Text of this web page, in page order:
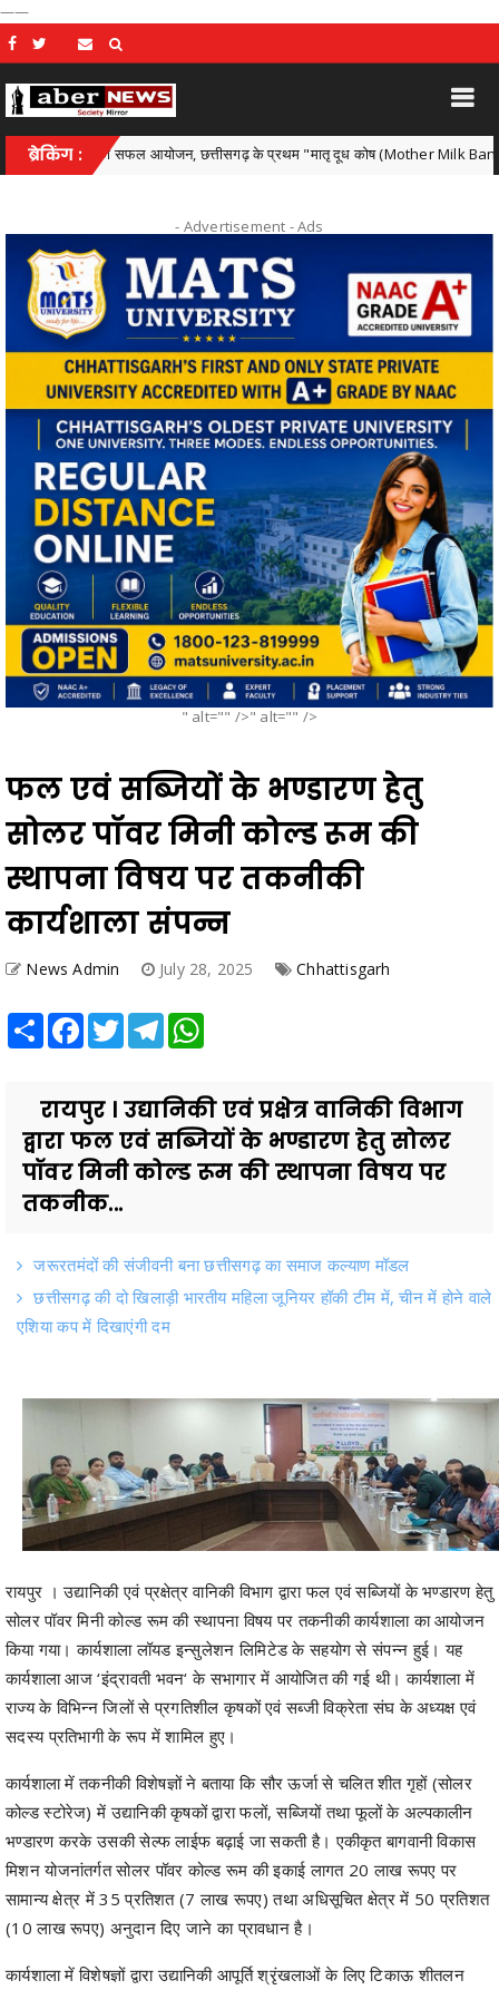
——
ब्रेकिंग :
का सफल आयोजन, छत्तीसगढ़ के प्रथम "मातृ दूध कोष (Mother Milk Bank)" की घोषणा
- Advertisement -Ads
" alt="" />" alt="" />
फल एवं सब्जियों के भण्डारण हेतु
सोलर पॉवर मिनी कोल्ड रूम की
स्थापना विषय पर तकनीकी
कार्यशाला संपन्न
News Admin July 28, 2025 Chhattisgarh
Share Facebook
TwitterTelegram
रायपुर । उद्यानिकी एवं प्रक्षेत्र वानिकी विभाग
द्वारा फल एवं सब्जियों के भण्डारण हेतु सोलर
पॉवर मिनी कोल्ड रूम की स्थापना विषय पर
तकनीक...
जरूरतमंदों की संजीवनी बना छत्तीसगढ़ का समाज कल्याण मॉडल
छत्तीसगढ़ की दो खिलाड़ी भारतीय महिला जूनियर हॉकी टीम में, चीन में होने वाले
एशिया कप में दिखाएंगी दम
रायपुर । उद्यानिकी एवं प्रक्षेत्र वानिकी विभाग द्वारा फल एवं सब्जियों के भण्डारण हेतु
सोलर पॉवर मिनी कोल्ड रूम की स्थापना विषय पर तकनीकी कार्यशाला का आयोजन
किया गया। कार्यशाला लॉयड इन्सुलेशन लिमिटेड के सहयोग से संपन्न हुई। यह
कार्यशाला आज ‘इंद्रावती भवन‘ के सभागार में आयोजित की गई थी। कार्यशाला में
राज्य के विभिन्न जिलों से प्रगतिशील कृषकों एवं सब्जी विक्रेता संघ के अध्यक्ष एवं
सदस्य प्रतिभागी के रूप में शामिल हुए।
कार्यशाला में तकनीकी विशेषज्ञों ने बताया कि सौर ऊर्जा से चलित शीत गृहों (सोलर
कोल्ड स्टोरेज) में उद्यानिकी कृषकों द्वारा फलों, सब्जियों तथा फूलों के अल्पकालीन
भण्डारण करके उसकी सेल्फ लाईफ बढ़ाई जा सकती है। एकीकृत बागवानी विकास
मिशन योजनांतर्गत सोलर पॉवर कोल्ड रूम की इकाई लागत 20 लाख रूपए पर
सामान्य क्षेत्र में 35 प्रतिशत (7 लाख रूपए) तथा अधिसूचित क्षेत्र में 50 प्रतिशत
(10 लाख रूपए) अनुदान दिए जाने का प्रावधान है।
कार्यशाला में विशेषज्ञों द्वारा उद्यानिकी आपूर्ति श्रृंखलाओं के लिए टिकाऊ शीतलन